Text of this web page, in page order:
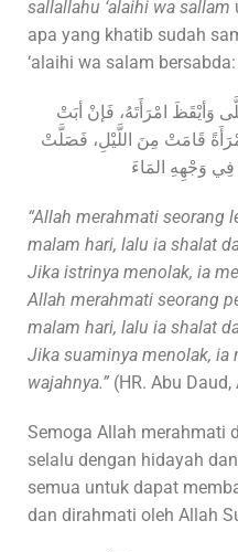
sallallahu ‘alaihi wa sallam
apa yang khatib sudah
‘alaihi wa salam bersabda:
قَامَتْ مِنَ اللَّيْلِ، فَصَلَّتْ
“Allah merahmati seorang
malam hari, lalu ia shalat
Jika istrinya menolak, ia
Allah merahmati seorang
malam hari, lalu ia shalat
Jika suaminya menolak, ia
wajahnya.” (HR. Abu
Semoga Allah merahmati
selalu dengan hidayah
semua untuk dapat
dan dirahmati oleh Allah